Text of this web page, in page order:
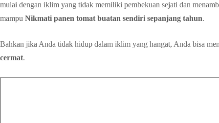
mulai dengan iklim yang tidak memiliki pembekuan sejati dan
mampu Nikmati panen tomat buatan sendiri sepanjang tahun.
Bahkan jika Anda tidak hidup dalam iklim yang hangat, Anda bisa
cermat.